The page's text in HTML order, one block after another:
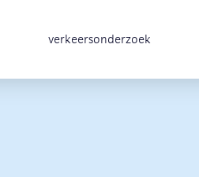
verkeersonderzoek